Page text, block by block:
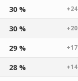
30 %
30 %
29 %
28 %